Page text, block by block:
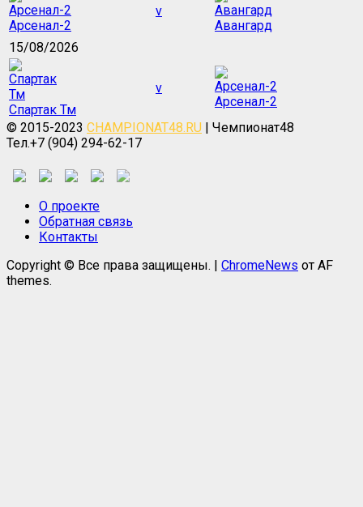
Арсенал-2
v
Авангард
15/08/2026
Спартак Тм
v
Арсенал-2
© 2015-2023 CHAMPIONAT48.RU | Чемпионат48
Тел.+7 (904) 294-62-17
О проекте
Обратная связь
Контакты
Copyright © Все права защищены. | ChromeNews от AF
themes.